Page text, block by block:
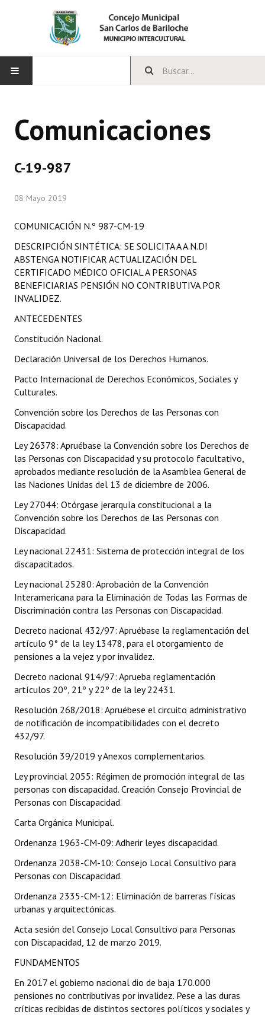
CONCEJO
Comisiones Permanentes
Comisiones Especiales
Concejales Mandato Cumplido
Programas
LEGISLACIÓN
Constitución Provincial
Carta Orgánica 2007
Digesto
Organigrama
DOCUMENTOS
Informes de Gestión
Proyectos Presentados
Dictámenes Asesoría Letrada
Actas de Sesión
Informes de Unidad Coordinadora
Ejecución Presupuestaria
Actas de Audiencias Públicas
NORMATIVA
Comunicaciones
Declaraciones
Resoluciones
Resoluciones de Presidencia
INSTITUCIONAL
Registros y Distinciones
Datos Históricos
Premio al Mérito - Registro
Mujeres que Dejaron Huellas - Registro
Periodistas Decanos - Registro
Comunicaciones
C-19-987
08 Mayo 2019
COMUNICACIÓN N.º 987-CM-19
DESCRIPCIÓN SINTÉTICA: SE SOLICITA A A.N.DI
ABSTENGA NOTIFICAR ACTUALIZACIÓN DEL
CERTIFICADO MÉDICO OFICIAL A PERSONAS
BENEFICIARIAS PENSIÓN NO CONTRIBUTIVA POR
INVALIDEZ.
ANTECEDENTES
Constitución Nacional.
Declaración Universal de los Derechos Humanos.
Pacto Internacional de Derechos Económicos, Sociales y
Culturales.
Convención sobre los Derechos de las Personas con
Discapacidad.
Ley 26378: Apruébase la Convención sobre los Derechos de
las Personas con Discapacidad y su protocolo facultativo,
aprobados mediante resolución de la Asamblea General de
las Naciones Unidas del 13 de diciembre de 2006.
Ley 27044: Otórgase jerarquía constitucional a la
Convención sobre los Derechos de las Personas con
Discapacidad.
Ley nacional 22431: Sistema de protección integral de los
discapacitados.
Ley nacional 25280: Aprobación de la Convención
Interamericana para la Eliminación de Todas las Formas de
Discriminación contra las Personas con Discapacidad.
Decreto nacional 432/97: Apruébase la reglamentación del
artículo 9° de la ley 13478, para el otorgamiento de
pensiones a la vejez y por invalidez.
Decreto nacional 914/97: Aprueba reglamentación
artículos 20º, 21º y 22º de la ley 22431.
Resolución 268/2018: Apruébese el circuito administrativo
de notificación de incompatibilidades con el decreto
432/97.
Resolución 39/2019 y Anexos complementarios.
Ley provincial 2055: Régimen de promoción integral de las
personas con discapacidad. Creación Consejo Provincial de
Personas con Discapacidad.
Carta Orgánica Municipal.
Ordenanza 1963-CM-09: Adherir leyes discapacidad.
Ordenanza 2038-CM-10: Consejo Local Consultivo para
Personas con Discapacidad.
Ordenanza 2335-CM-12: Eliminación de barreras físicas
urbanas y arquitectónicas.
Acta sesión del Consejo Local Consultivo para Personas
con Discapacidad, 12 de marzo 2019.
FUNDAMENTOS
En 2017 el gobierno nacional dio de baja 170.000
pensiones no contributivas por invalidez. Pese a las duras
críticas recibidas de distintos sectores políticos y sociales y